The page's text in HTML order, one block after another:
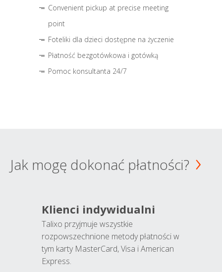
Convenient pickup at precise meeting
point
Foteliki dla dzieci dostępne na życzenie
Płatność bezgotówkowa i gotówką
Pomoc konsultanta 24/7
Jak mogę dokonać płatności?
Klienci indywidualni
Talixo przyjmuje wszystkie
rozpowszechnione metody płatności w
tym karty MasterCard, Visa i American
Express.